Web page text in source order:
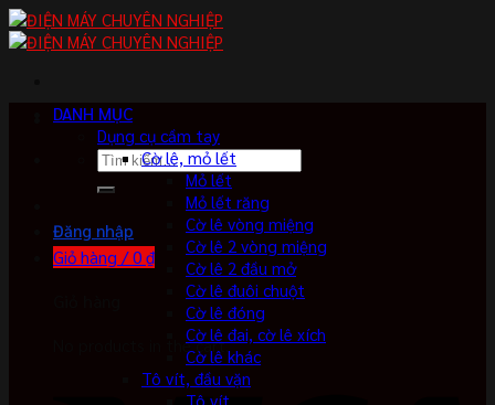
Skip
to
Tìm
kiếm:
Đăng nhập
Giỏ hàng /0 ₫
No products in the cart.
DANH MỤC
Dụng cụ cầm tay
Cờ lê, mỏ lết
Mỏ lết
Mỏ lết răng
Cờ lê vòng miệng
Cờ lê 2 vòng miệng
Cờ lê 2 đầu mở
Cờ lê đuôi chuột
Cờ lê đóng
Cờ lê đai, cờ lê xích
Cờ lê khác
Tô vít, đầu vặn